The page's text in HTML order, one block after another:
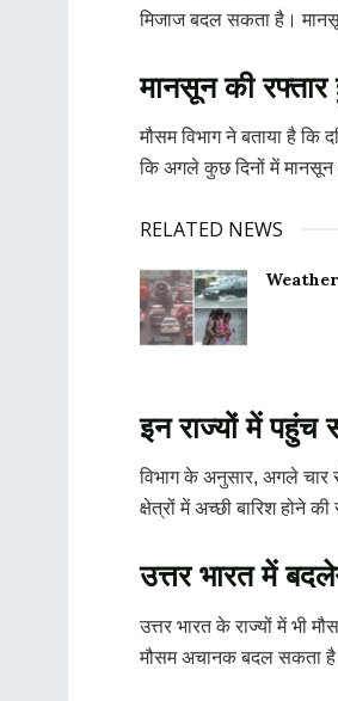
मिजाज बदल सकता है।
मानसून की
मौसम विभाग ने बताया है
कि अगले कुछ दिनों में मानसून
RELATED NEWS
Weather
इन राज्यों में
विभाग के अनुसार, अगले चार
क्षेत्रों में अच्छी बारिश होने
उत्तर भारत में
उत्तर भारत के राज्यों में भी
मौसम अचानक बदल सकता